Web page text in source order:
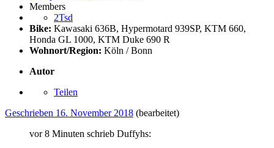
Members
2Tsd
Bike: Kawasaki 636B, Hypermotard 939SP, KTM 660,
Honda GL 1000, KTM Duke 690 R
Wohnort/Region: Köln / Bonn
Autor
Teilen
Geschrieben 16. November 2018 (bearbeitet)
vor 8 Minuten schrieb Duffyhs: